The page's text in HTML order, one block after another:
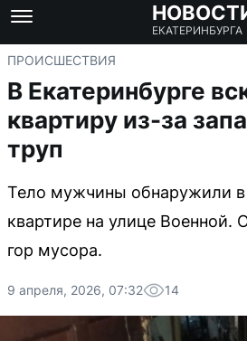
ЕКАТЕРИНБУРГА
ПРОИСШЕСТВИЯ
В Екатеринбурге
квартиру из-за
труп
Тело мужчины обнаружили в
квартире на улице Военной.
гор мусора.
9 апреля, 2026, 07:32 14